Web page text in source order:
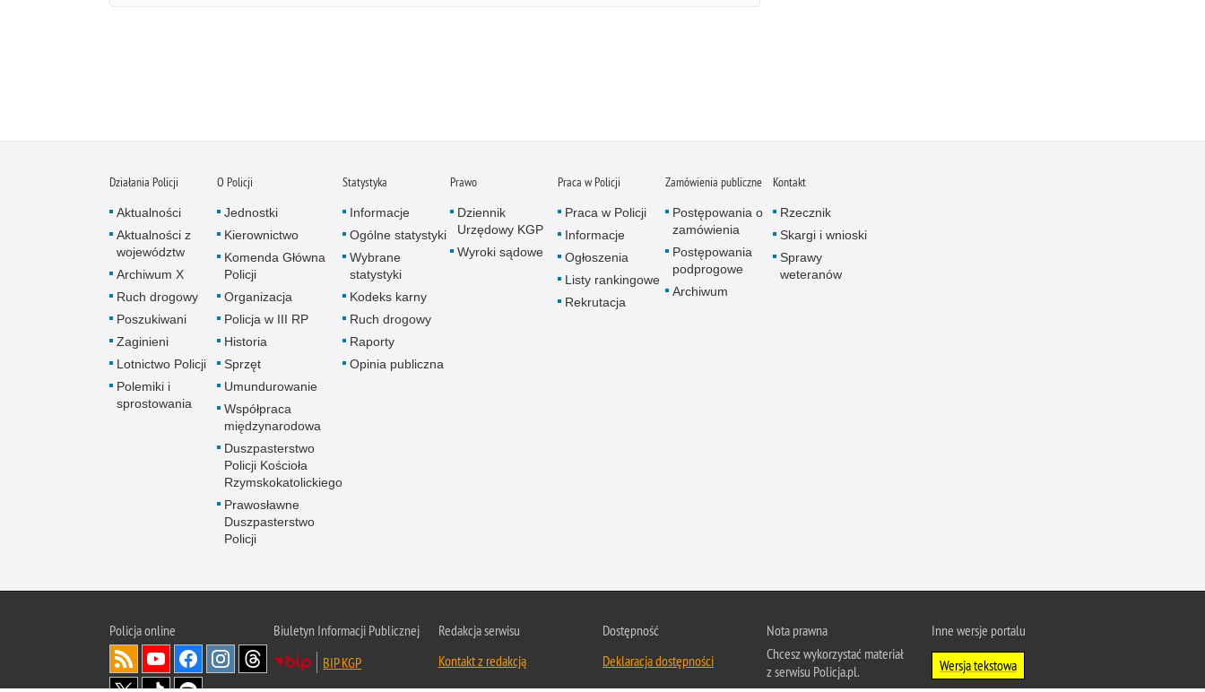
Nietrzeźwi opiekunowie
Nietrzeźwi pracownicy
Niszczenie mienia
Nowoczesne technologie w pracy Policji
Porwania
Pranie brudnych pieniędzy
Prawa człowieka
Działania Policji
Aktualności
Aktualności z
województw
Archiwum X
Ruch drogowy
Poszukiwani
Zaginieni
Lotnictwo Policji
Polemiki i
sprostowania
O Policji
Jednostki
Kierownictwo
Komenda Główna
Policji
Organizacja
Policja w III RP
Historia
Sprzęt
Umundurowanie
Współpraca
międzynarodowa
Duszpasterstwo
Policji Kościoła
Rzymskokatolickiego
Prawosławne
Duszpasterstwo
Policji
Statystyka
Informacje
Ogólne statystyki
Wybrane
statystyki
Kodeks karny
Ruch drogowy
Raporty
Opinia publiczna
Prawo
Dziennik
Urzędowy KGP
Wyroki sądowe
Praca w Policji
Praca w Policji
Informacje
Ogłoszenia
Listy rankingowe
Rekrutacja
Zamówienia publiczne
Postępowania o
zamówienia
Postępowania
podprogowe
Archiwum
Kontakt
Rzecznik
Skargi i wnioski
Sprawy
weteranów
Policjaonline
Biuletyn Informacji Publicznej
BIP KGP
Redakcja serwisu
Kontakt z redakcją
Dostępność
Deklaracja dostępności
Nota prawna
Chcesz wykorzystać materiał
z serwisu Policja.pl.
Inne wersje portalu
Wersja tekstowa